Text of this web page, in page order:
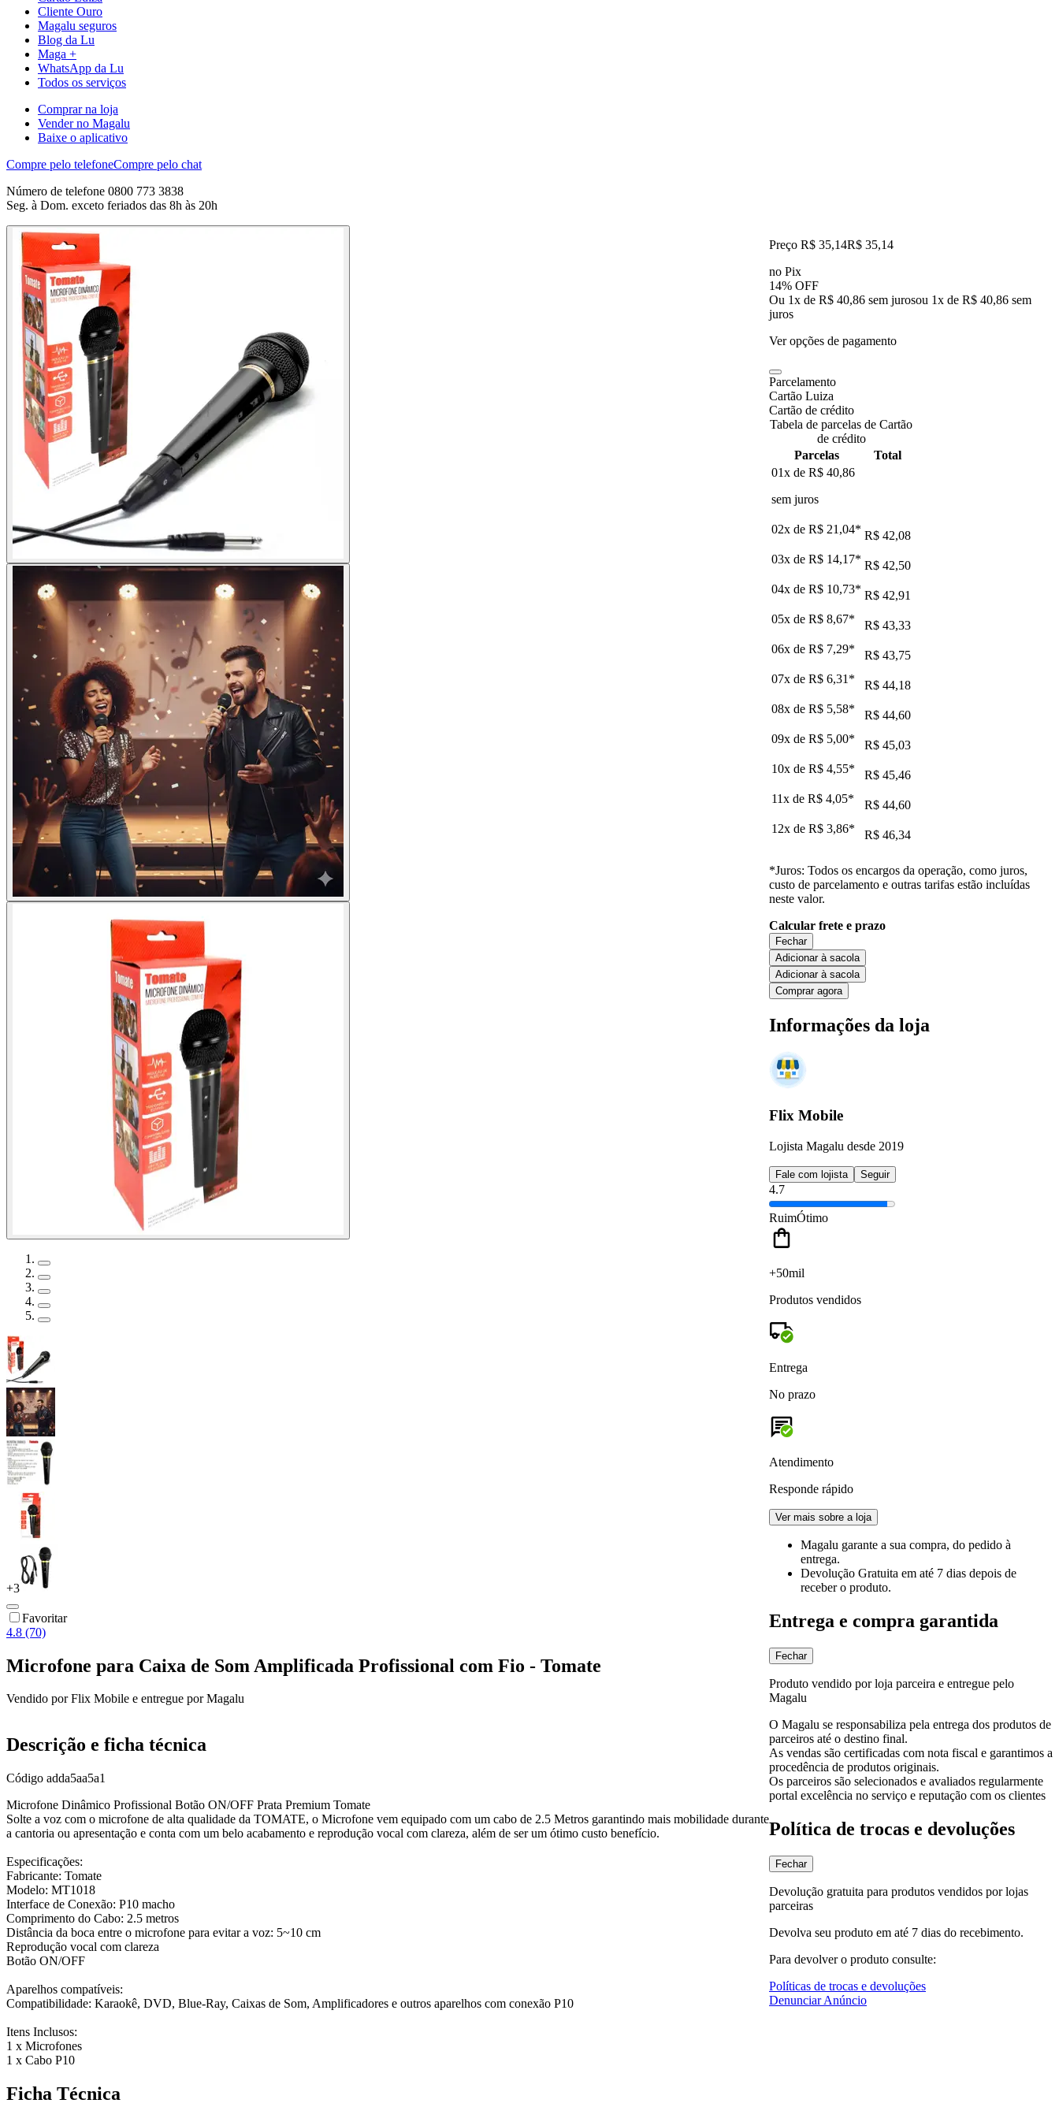
Cliente Ouro
Magalu seguros
Blog da Lu
Maga +
WhatsApp da Lu
Todos os serviços
Comprar na loja
Vender no Magalu
Baixe o aplicativo
Compre pelo telefoneCompre pelo chat
Número de telefone 0800 773 3838
Seg. à Dom. exceto feriados das 8h às 20h
+3
Favoritar
4.8 (70)
Microfone para Caixa de Som Amplificada Profissional com Fio - Tomate
Vendido porFlix Mobile e entregue por Magalu
Preço R$ 35,14R$ 35,14
no Pix
14% OFF
Ou 1x de R$ 40,86 sem jurosou 1x de R$ 40,86 sem
juros
Ver opções de pagamento
Parcelamento
Cartão Luiza
Cartão de crédito
Tabela de parcelas de Cartão
de crédito
Parcelas
Total
01x de R$ 40,86
sem juros
02x de R$ 21,04* R$ 42,08
03x de R$ 14,17* R$ 42,50
04x de R$ 10,73* R$ 42,91
05x de R$ 8,67*
R$ 43,33
06x de R$ 7,29*
R$ 43,75
07x de R$ 6,31 *
R$ 44,18
08x de R$ 5,58*
R$ 44,60
09x de R$ 5,00*
R$ 45,03
10x de R$ 4,55*
R$ 45,46
11x de R$ 4,05*
R$ 44,60
12x de R$ 3,86* R$ 46,34
*Juros: Todos os encargos da operação, como juros,
custo de parcelamento e outras tarifas estão incluídas
neste valor.
Calcular frete e prazo
Fechar
Adicionar à sacola
Adicionar à sacola
Comprar agora
Informações da loja
Flix Mobile
Lojista Magalu desde 2019
Fale com lojista Seguir
4.7
RuimÓtimo
+50mil
Produtos vendidos
Entrega
No prazo
Atendimento
Responde rápido
Ver mais sobre a loja
Magalu garante a sua compra, do pedido à
entrega.
Devolução Gratuita em até 7 dias depois de
receber o produto.
Entrega e compra garantida
Fechar
Produto vendido por loja parceira e entregue pelo
Magalu
O Magalu se responsabiliza pela entrega dos produtos de
parceiros até o destino final.
As vendas são certificadas com nota fiscal e garantimos a
procedência de produtos originais.
Os parceiros são selecionados e avaliados regularmente
portal excelência no serviço e reputação com os clientes
Política de trocas e devoluções
Fechar
Devolução gratuita para produtos vendidos por lojas
parceiras
Devolva seu produto em até 7 dias do recebimento.
Para devolver o produto consulte:
Políticas de trocas e devoluções
Denunciar Anúncio
Descrição e ficha técnica
Código adda5aa5a1
Microfone Dinâmico Profissional Botão ON/OFF Prata Premium Tomate
Solte a voz com o microfone de alta qualidade da TOMATE, o Microfone vem equipado com um cabo de 2.5 Metros garantindo mais mobilidade durante
a cantoria ou apresentação e conta com um belo acabamento e reprodução vocal com clareza, além de ser um ótimo custo benefício.
Especificações:
Fabricante: Tomate
Modelo: MT1018
Interface de Conexão: P10 macho
Comprimento do Cabo: 2.5 metros
Distância da boca entre o microfone para evitar a voz: 5~10 cm
Reprodução vocal com clareza
Botão ON/OFF
Aparelhos compatíveis:
Compatibilidade: Karaokê, DVD, Blue-Ray, Caixas de Som, Amplificadores e outros aparelhos com conexão P10
Itens Inclusos:
1 x Microfones
1 x Cabo P10
Ficha Técnica